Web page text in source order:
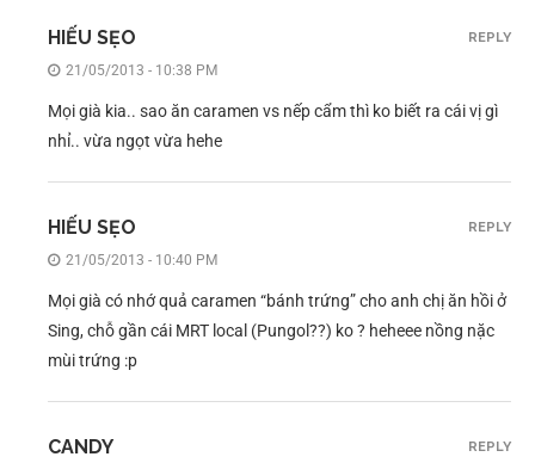
HIẾU SẸO
21/05/2013 - 10:38 PM
Mọi già kia.. sao ăn caramen vs nếp cẩm thì ko biết ra cái vị gì
nhỉ.. vừa ngọt vừa hehe
REPLY
HIẾU SẸO
21/05/2013 - 10:40 PM
Mọi già có nhớ quả caramen “bánh trứng” cho anh chị ăn hồi ở
Sing, chỗ gần cái MRT local (Pungol??) ko ? heheee nồng nặc
mùi trứng :p
REPLY
CANDY REPLY